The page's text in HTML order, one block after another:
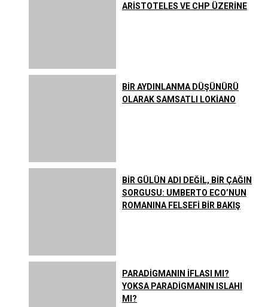
ARİSTOTELES VE CHP ÜZERİNE
BİR AYDINLANMA DÜŞÜNÜRÜ
OLARAK SAMSATLI LOKİANO
BİR GÜLÜN ADI DEĞİL, BİR ÇAĞIN
SORGUSU: UMBERTO ECO’NUN
ROMANINA FELSEFİ BİR BAKIŞ
PARADİGMANIN İFLASI MI?
YOKSA PARADİGMANIN ISLAHI
MI?